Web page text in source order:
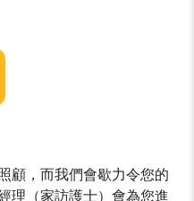
顧，而我們會歇力令您的
理（家訪護士）會為您進